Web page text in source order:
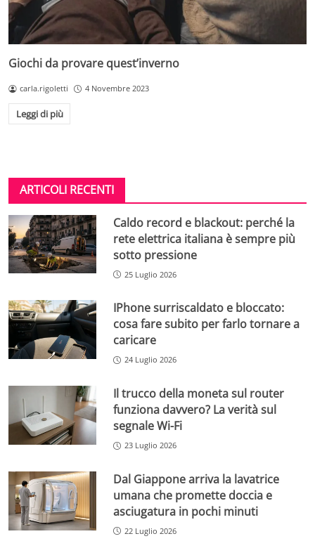
Giochi da provare quest’inverno
carla.rigoletti 4 Novembre 2023
Leggi di più
ARTICOLI RECENTI
Caldo record e blackout: perché la
rete elettrica italiana è sempre più
sotto pressione
25 Luglio 2026
IPhone surriscaldato e bloccato:
cosa fare subito per farlo tornare a
caricare
24 Luglio 2026
Il trucco della moneta sul router
funziona davvero? La verità sul
segnale Wi-Fi
23 Luglio 2026
Dal Giappone arriva la lavatrice
umana che promette doccia e
asciugatura in pochi minuti
22 Luglio 2026